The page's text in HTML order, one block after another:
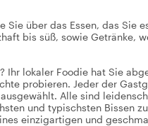
über das Essen, das Sie
bis süß, sowie Getränke,
Ihr lokaler Foodie hat Sie
probieren. Jeder der
Alle sind
und typischsten Bissen
einzigartigen und